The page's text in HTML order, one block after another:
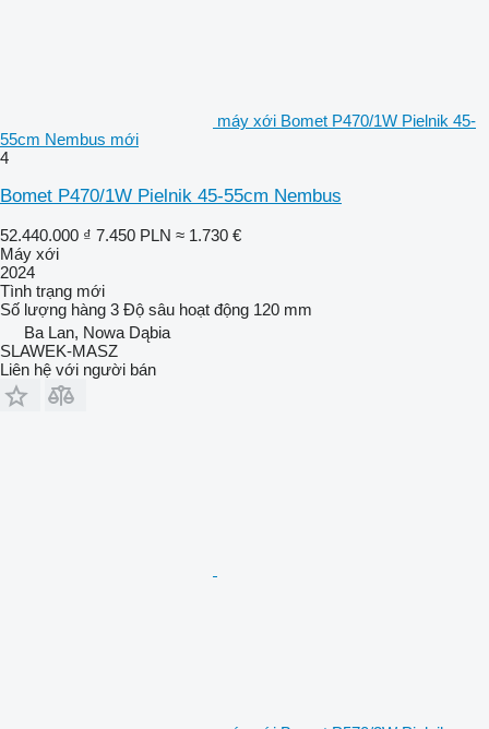
máy xới Bomet P470/1W Pielnik 45-
55cm Nembus mới
4
Bomet P470/1W Pielnik 45-55cm Nembus
52.440.000 ₫ 7.450 PLN ≈ 1.730 €
Máy xới
2024
Tình trạng mới
Số lượng hàng 3 Độ sâu hoạt động 120 mm
Ba Lan, Nowa Dąbia
SLAWEK-MASZ
Liên hệ với người bán